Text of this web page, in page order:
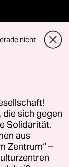
für Genehmigungen
AGB
nicht
die sich gegen
Solidarität.
aus
Zentrum“ –